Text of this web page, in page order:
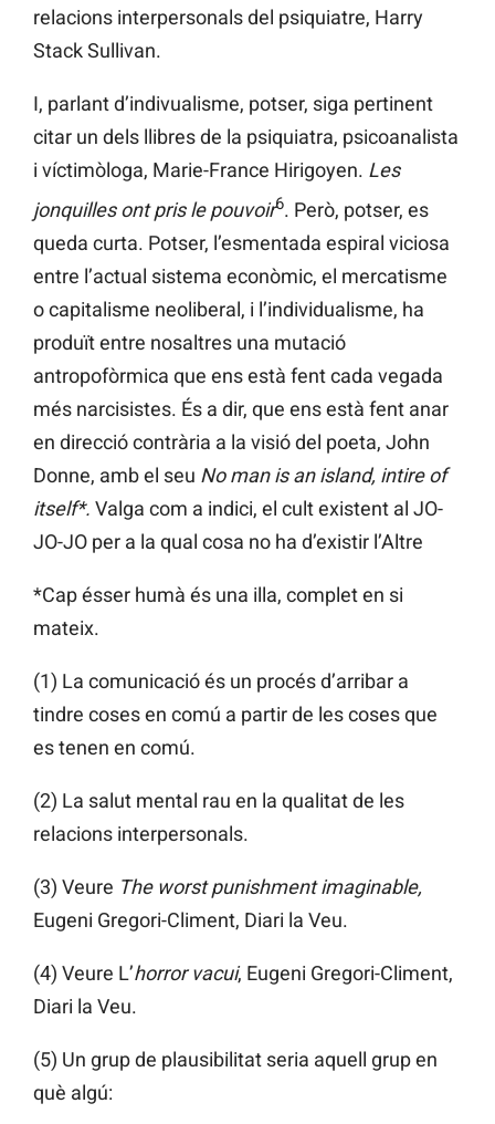
relacions interpersonals del psiquiatre, Harry
Stack Sullivan.
I, parlant d’indivualisme, potser, siga pertinent
citar un dels llibres de la psiquiatra, psicoanalista
i víctimòloga, Marie-France Hirigoyen. Les
jonquilles ont pris le pouvoir6. Però, potser, es
queda curta. Potser, l’esmentada espiral viciosa
entre l’actual sistema econòmic, el mercatisme
o capitalisme neoliberal, i l’individualisme, ha
produït entre nosaltres una mutació
antropofòrmica que ens està fent cada vegada
més narcisistes. És a dir, que ens està fent anar
en direcció contrària a la visió del poeta, John
Donne, amb el seu No man is an island, intire of
itself*. Valga com a indici, el cult existent al JO-
JO-JO per a la qual cosa no ha d’existir l’Altre
*Cap ésser humà és una illa, complet en si
mateix.
(1) La comunicació és un procés d’arribar a
tindre coses en comú a partir de les coses que
es tenen en comú.
(2) La salut mental rau en la qualitat de les
relacions interpersonals.
(3) Veure The worst punishment imaginable,
Eugeni Gregori-Climent, Diari la Veu.
(4) Veure L’horror vacui, Eugeni Gregori-Climent,
Diari la Veu.
(5) Un grup de plausibilitat seria aquell grup en
què algú: